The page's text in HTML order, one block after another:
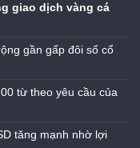
giao dịch vàng cá
gần gấp đôi số cổ
từ theo yêu cầu của
tăng mạnh nhờ lợi